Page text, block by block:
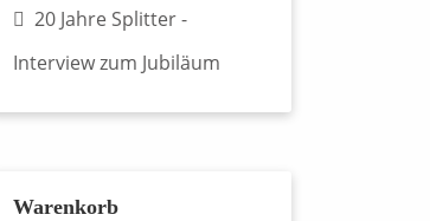
20 Jahre Splitter -
Interview zum Jubiläum
Warenkorb